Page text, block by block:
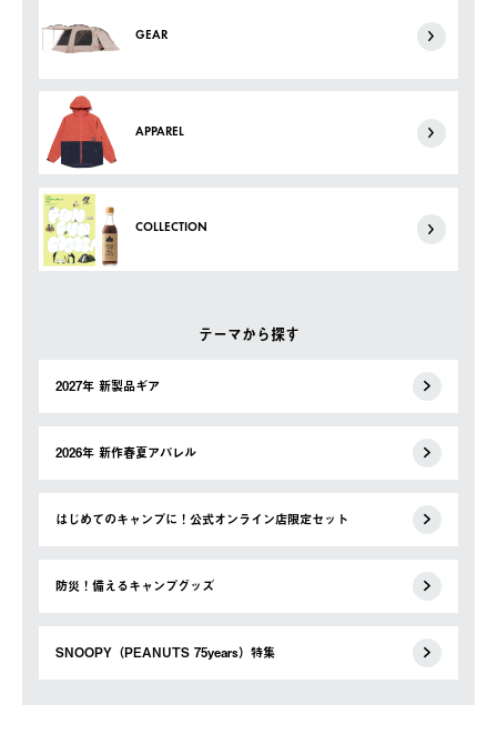
GEAR
APPAREL
COLLECTION
テーマから探す
2027年 新製品ギア
2026年 新作春夏アパレル
はじめてのキャンプに！公式オンライン店限定セット
防災！備えるキャンプグッズ
SNOOPY（PEANUTS 75years）特集